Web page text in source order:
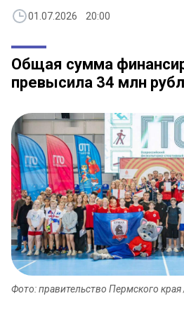
01.07.2026 20:00
Общая сумма
превысила 34 млн
Фото: правительство Пермского края